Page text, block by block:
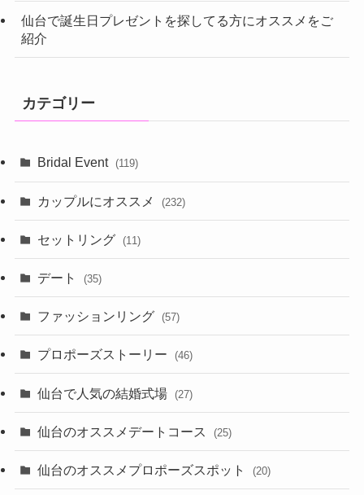
仙台で誕生日プレゼントを探してる方にオススメをご
紹介
カテゴリー
Bridal Event (119)
カップルにオススメ (232)
セットリング (11)
デート (35)
ファッションリング (57)
プロポーズストーリー (46)
仙台で人気の結婚式場 (27)
仙台のオススメデートコース (25)
仙台のオススメプロポーズスポット (20)